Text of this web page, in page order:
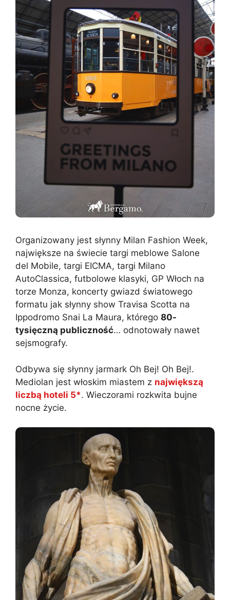
Organizowany jest słynny Milan Fashion Week,
największe na świecie targi meblowe Salone
del Mobile, targi EICMA, targi Milano
AutoClassica, futbolowe klasyki, GP Włoch na
torze Monza, koncerty gwiazd światowego
formatu jak słynny show Travisa Scotta na
Ippodromo Snai La Maura, którego 80-
tysięczną publiczność… odnotowały nawet
sejsmografy.
Odbywa się słynny jarmark Oh Bej! Oh Bej!.
Mediolan jest włoskim miastem z największą
liczbą hoteli 5*. Wieczorami rozkwita bujne
nocne życie.